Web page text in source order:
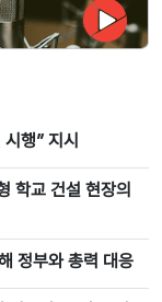
행” 지시
학교 건설 현장의
정부와 총력 대응